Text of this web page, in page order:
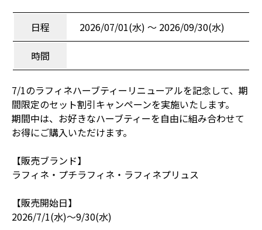
日程 2026/07/01(水) 〜 2026/09/30(水)
時間
7/1のラフィネハーブティーリニューアルを記念して、期
間限定のセット割引キャンペーンを実施いたします。
期間中は、お好きなハーブティーを自由に組み合わせて
お得にご購入いただけます。
【販売ブランド】
ラフィネ・プチラフィネ・ラフィネプリュス
【販売開始日】
2026/7/1(水)～9/30(水)